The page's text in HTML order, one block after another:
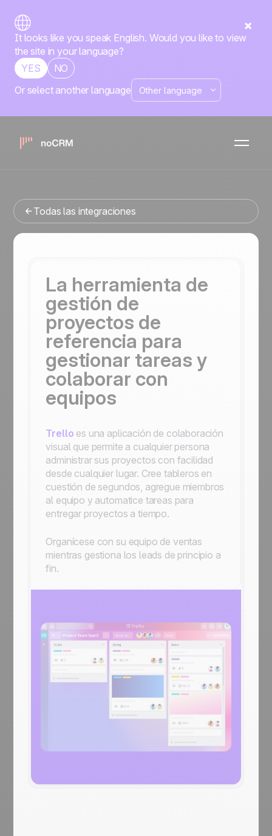
It looks like you speak English. Would you like to view
the site in your language?
YES
NO
Or select another language
No-code
TrelloxnoCRM
¿Buscas una herramienta de gestion de ventas que se
Todas las integraciones
La herramienta de
gestión de
proyectos de
referencia para
gestionar tareas y
colaborar con
equipos
Trello es una aplicación de colaboración
visual que permite a cualquier persona
administrar sus proyectos con facilidad
desde cualquier lugar. Cree tableros en
cuestión de segundos, agregue miembros
al equipo y automatice tareas para
entregar proyectos a tiempo.
Organícese con su equipo de ventas
mientras gestiona los leads de principio a
fin.